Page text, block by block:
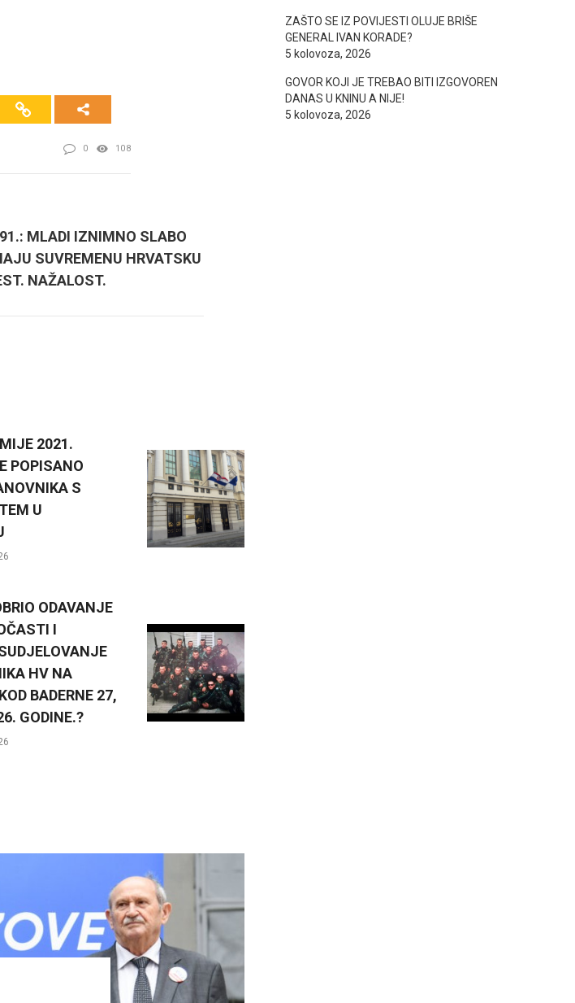
0 108
MLADI IZNIMNO SLABO
SUVREMENU HRVATSKU
NAŽALOST.
2021.
POPISANO
S
U
ODAVANJE
I
HV NA
BADERNE 27,
GODINE.?
ZAŠTO SE IZ POVIJESTI OLUJE BRIŠE
GENERAL IVAN KORADE?
5 kolovoza, 2026
GOVOR KOJI JE TREBAO BITI IZGOVOREN
DANAS U KNINU A NIJE!
5 kolovoza, 2026